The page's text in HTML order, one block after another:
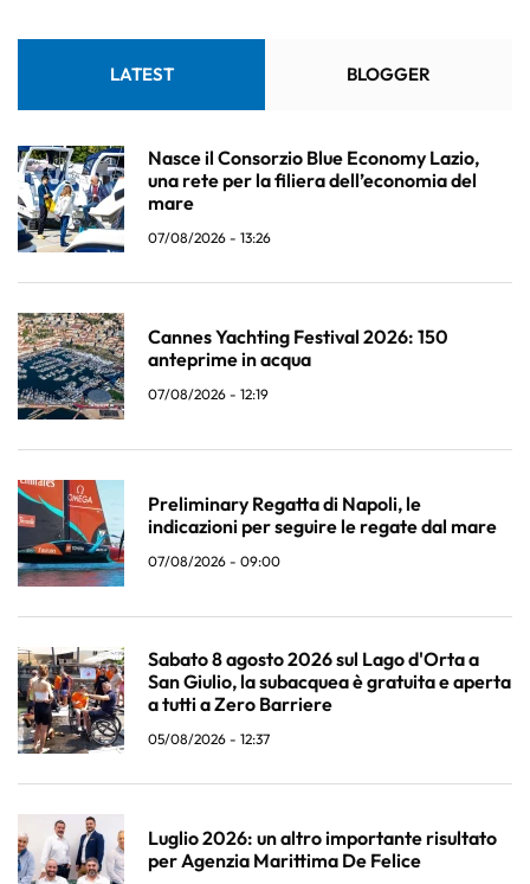
LATEST BLOGGER
Nasce il Consorzio Blue Economy Lazio,
una rete per la filiera dell’economia del
mare
07/08/2026 - 13:26
Cannes Yachting Festival 2026: 150
anteprime in acqua
07/08/2026 - 12:19
Preliminary Regatta di Napoli, le
indicazioni per seguire le regate dal mare
07/08/2026 - 09:00
Sabato 8 agosto 2026 sul Lago d'Orta a
San Giulio, la subacquea è gratuita e aperta
a tutti a Zero Barriere
05/08/2026 - 12:37
Luglio 2026: un altro importante risultato
per Agenzia Marittima De Felice